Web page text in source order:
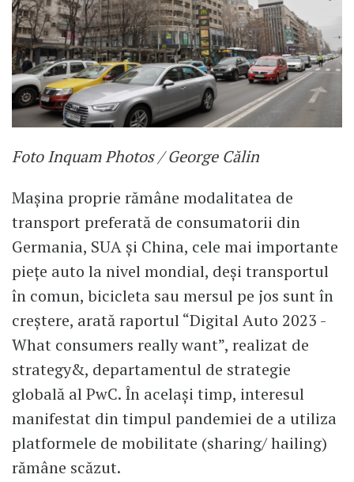
Foto Inquam Photos / George Călin
Mașina proprie rămâne modalitatea de
transport preferată de consumatorii din
Germania, SUA și China, cele mai importante
piețe auto la nivel mondial, deși transportul
în comun, bicicleta sau mersul pe jos sunt în
creștere, arată raportul “Digital Auto 2023 -
What consumers really want”, realizat de
strategy&, departamentul de strategie
globală al PwC. În același timp, interesul
manifestat din timpul pandemiei de a utiliza
platformele de mobilitate (sharing/ hailing)
rămâne scăzut.